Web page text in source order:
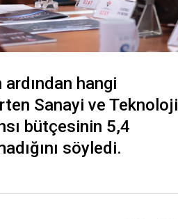
hangi
Sanayi ve Teknoloji
bütçesinin 5,4
söyledi.